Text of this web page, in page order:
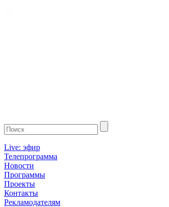
Live: эфир
Телепрограмма
Новости
Программы
Проекты
Контакты
Рекламодателям